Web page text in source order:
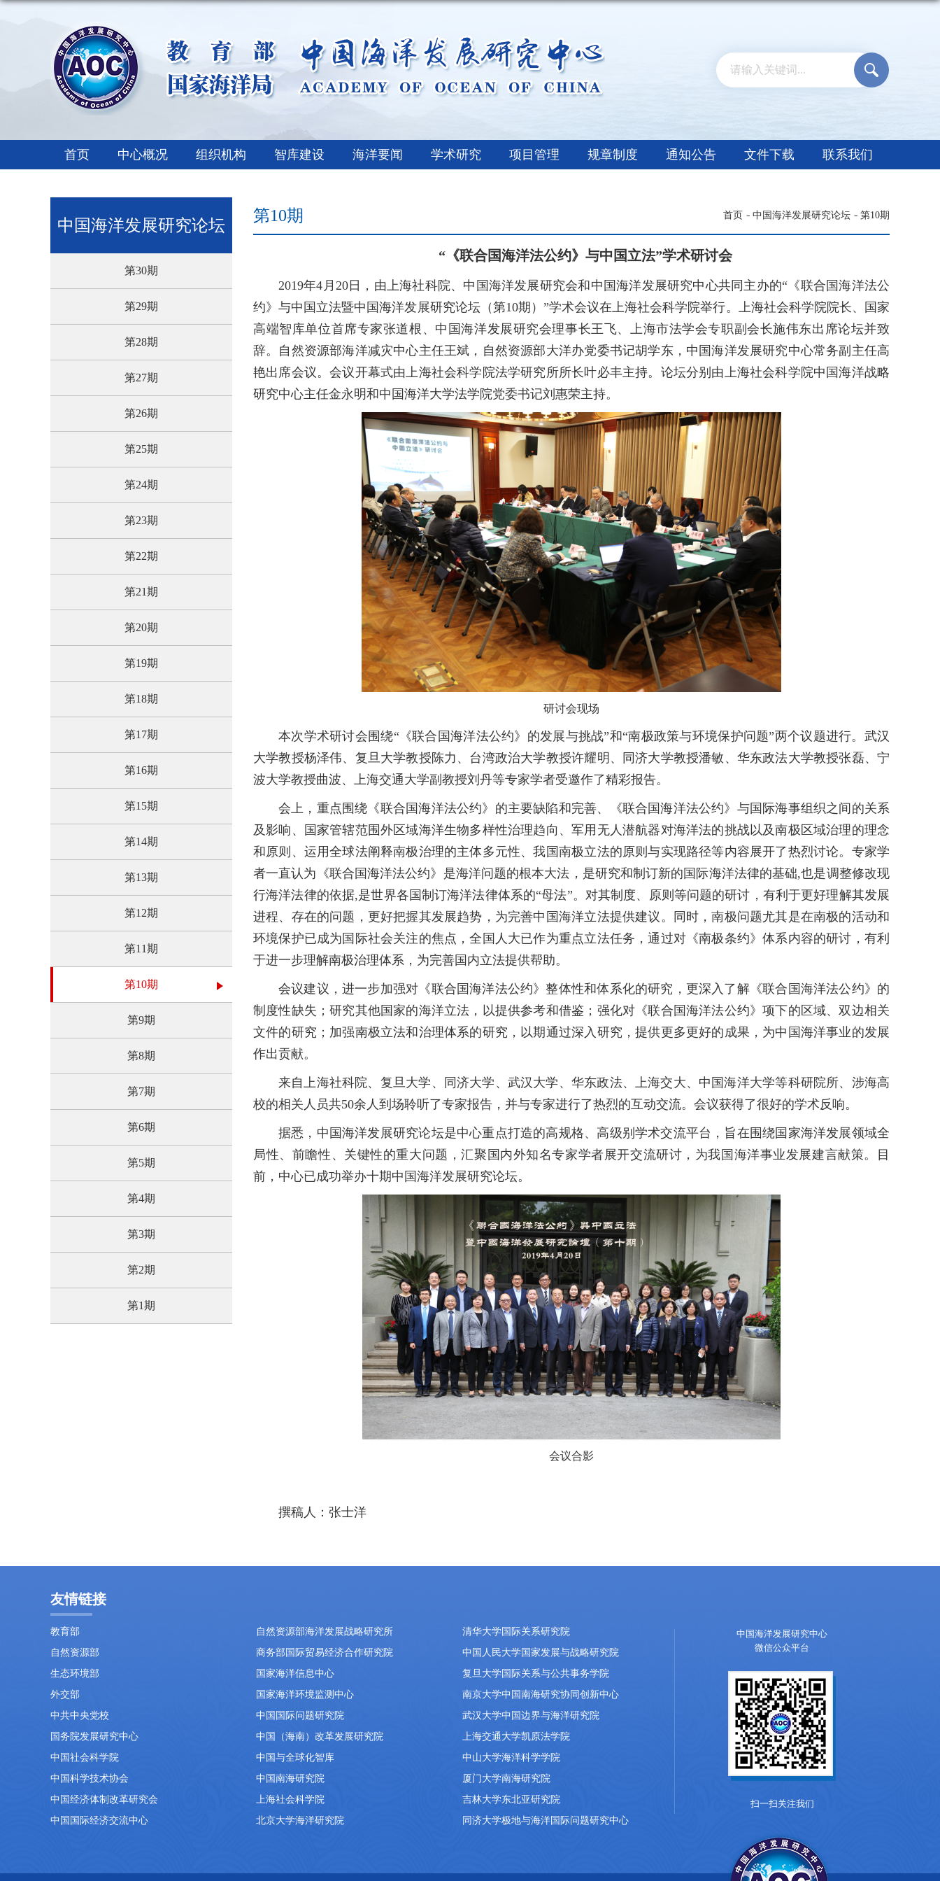
首页 中心概况 组织机构 智库建设 海洋要闻 学术研究 项目管理 规章制度 通知公告 文件下载 联系我们
中国海洋发展研究论坛
第30期
第29期
第28期
第27期
第26期
第25期
第24期
第23期
第22期
第21期
第20期
第19期
第18期
第17期
第16期
第15期
第14期
第13期
第12期
第11期
第10期
第9期
第8期
第7期
第6期
第5期
第4期
第3期
第2期
第1期
首页 中国海洋发展研究论坛 第10期
第10期
“《联合国海洋法公约》与中国立法”学术研讨会
2019年4月20日，由上海社科院、中国海洋发展研究会和中国海洋发展研究中心共同主办的“《联合国海洋法公
约》与中国立法暨中国海洋发展研究论坛（第10期）”学术会议在上海社会科学院举行。上海社会科学院院长、国家
高端智库单位首席专家张道根、中国海洋发展研究会理事长王飞、上海市法学会专职副会长施伟东出席论坛并致
辞。自然资源部海洋减灾中心主任王斌，自然资源部大洋办党委书记胡学东，中国海洋发展研究中心常务副主任高
艳出席会议。会议开幕式由上海社会科学院法学研究所所长叶必丰主持。论坛分别由上海社会科学院中国海洋战略
研究中心主任金永明和中国海洋大学法学院党委书记刘惠荣主持。
研讨会现场
本次学术研讨会围绕“《联合国海洋法公约》的发展与挑战”和“南极政策与环境保护问题”两个议题进行。武汉
大学教授杨泽伟、复旦大学教授陈力、台湾政治大学教授许耀明、同济大学教授潘敏、华东政法大学教授张磊、宁
波大学教授曲波、上海交通大学副教授刘丹等专家学者受邀作了精彩报告。
会上，重点围绕《联合国海洋法公约》的主要缺陷和完善、《联合国海洋法公约》与国际海事组织之间的关系
及影响、国家管辖范围外区域海洋生物多样性治理趋向、军用无人潜航器对海洋法的挑战以及南极区域治理的理念
和原则、运用全球法阐释南极治理的主体多元性、我国南极立法的原则与实现路径等内容展开了热烈讨论。专家学
者一直认为《联合国海洋法公约》是海洋问题的根本大法，是研究和制订新的国际海洋法律的基础,也是调整修改现
行海洋法律的依据,是世界各国制订海洋法律体系的“母法”。对其制度、原则等问题的研讨，有利于更好理解其发展
进程、存在的问题，更好把握其发展趋势，为完善中国海洋立法提供建议。同时，南极问题尤其是在南极的活动和
环境保护已成为国际社会关注的焦点，全国人大已作为重点立法任务，通过对《南极条约》体系内容的研讨，有利
于进一步理解南极治理体系，为完善国内立法提供帮助。
会议建议，进一步加强对《联合国海洋法公约》整体性和体系化的研究，更深入了解《联合国海洋法公约》的
制度性缺失；研究其他国家的海洋立法，以提供参考和借鉴；强化对《联合国海洋法公约》项下的区域、双边相关
文件的研究；加强南极立法和治理体系的研究，以期通过深入研究，提供更多更好的成果，为中国海洋事业的发展
作出贡献。
来自上海社科院、复旦大学、同济大学、武汉大学、华东政法、上海交大、中国海洋大学等科研院所、涉海高
校的相关人员共50余人到场聆听了专家报告，并与专家进行了热烈的互动交流。会议获得了很好的学术反响。
据悉，中国海洋发展研究论坛是中心重点打造的高规格、高级别学术交流平台，旨在围绕国家海洋发展领域全
局性、前瞻性、关键性的重大问题，汇聚国内外知名专家学者展开交流研讨，为我国海洋事业发展建言献策。目
前，中心已成功举办十期中国海洋发展研究论坛。
会议合影
撰稿人：张士洋
友情链接
教育部 自然资源部海洋发展战略研究所
清华大学国际关系研究院
自然资源部
商务部国际贸易经济合作研究院
中国人民大学国家发展与战略研究院
生态环境部
国家海洋信息中心
复旦大学国际关系与公共事务学院
外交部
国家海洋环境监测中心
南京大学中国南海研究协同创新中心
中共中央党校
中国国际问题研究院
武汉大学中国边界与海洋研究院
国务院发展研究中心
中国（海南）改革发展研究院
上海交通大学凯原法学院
中国社会科学院
中国与全球化智库
中山大学海洋科学学院
中国科学技术协会
中国南海研究院
厦门大学南海研究院
中国经济体制改革研究会
上海社会科学院
吉林大学东北亚研究院
中国国际经济交流中心
北京大学海洋研究院 同济大学极地与海洋国际问题研究中心
中国海洋发展研究中心
微信公众平台
扫一扫关注我们